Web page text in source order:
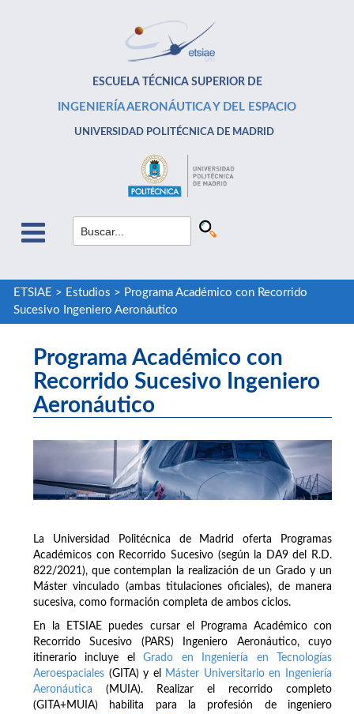
ESCUELA TÉCNICA SUPERIOR DE
INGENIERÍA AERONÁUTICA Y DEL ESPACIO
UNIVERSIDAD POLITÉCNICA DE MADRID
ETSIAE > Estudios > Programa Académico con Recorrido
Sucesivo Ingeniero Aeronáutico
Programa Académico con
Recorrido Sucesivo Ingeniero
Aeronáutico
La Universidad Politécnica de Madrid oferta Programas
Académicos con Recorrido Sucesivo (según la DA9 del R.D.
822/2021), que contemplan la realización de un Grado y un
Máster vinculado (ambas titulaciones oficiales), de manera
sucesiva, como formación completa de ambos ciclos.
En la ETSIAE puedes cursar el Programa Académico con
Recorrido Sucesivo (PARS) Ingeniero Aeronáutico, cuyo
itinerario incluye elGrado en Ingeniería en Tecnologías
Aeroespaciales (GITA) y el
Máster Universitario en Ingeniería
Aeronáutica (MUIA). Realizar el recorrido completo
(GITA+MUIA) habilita para la profesión de ingeniero